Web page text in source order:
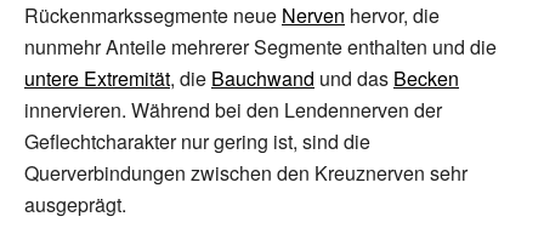
Rückenmarkssegmente neue Nerven hervor, die
nunmehr Anteile mehrerer Segmente enthalten und die
untere Extremität, die Bauchwand und das Becken
innervieren. Während bei den Lendennerven der
Geflechtcharakter nur gering ist, sind die
Querverbindungen zwischen den Kreuznerven sehr
ausgeprägt.